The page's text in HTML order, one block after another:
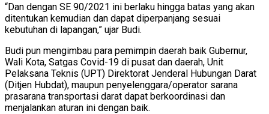
“Dan dengan SE 90/2021 ini berlaku hingga batas yang akan
ditentukan kemudian dan dapat diperpanjang sesuai
kebutuhan di lapangan,” ujar Budi.
Budi pun mengimbau para pemimpin daerah baik Gubernur,
Wali Kota, Satgas Covid-19 di pusat dan daerah, Unit
Pelaksana Teknis (UPT) Direktorat Jenderal Hubungan Darat
(Ditjen Hubdat), maupun penyelenggara/operator sarana
prasarana transportasi darat dapat berkoordinasi dan
menjalankan aturan ini dengan baik.